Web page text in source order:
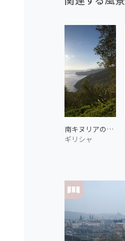
南キヌリアの海岸 1
ギリシャ